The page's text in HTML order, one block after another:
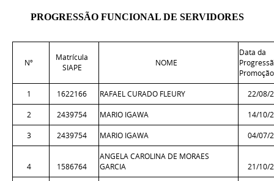
PROGRESSÃO FUNCIONAL DE SERVIDORES
Nº
Matrícula
SIAPE
NOME
Data da
Promoção
1
1622166 RAFAEL CURADO FLEURY
22/08/
2
2439754 MARIO IGAWA
14/10/
3
2439754 MARIO IGAWA 04/07/
4 1586764
ANGELA CAROLINA DE MORAES
GARCIA
21/10/